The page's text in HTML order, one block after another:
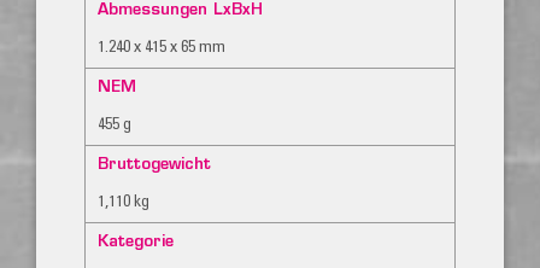
Abmessungen LxBxH
1.240 x 415 x 65 mm
NEM
455 g
Bruttogewicht
1,110 kg
Kategorie